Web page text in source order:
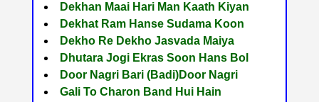
Dekhan Maai Hari Man Kaath Kiyan
Dekhat Ram Hanse Sudama Koon
Dekho Re Dekho Jasvada Maiya
Dhutara Jogi Ekras Soon Hans Bol
Door Nagri Bari (Badi)Door Nagri
Gali To Charon Band Hui Hain